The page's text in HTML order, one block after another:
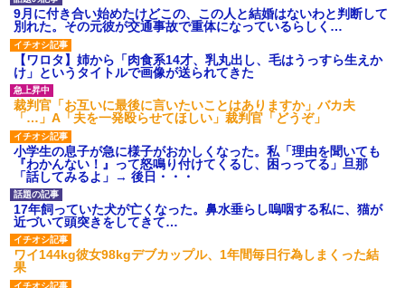
9月に付き合い始めたけどこの、この人と結婚はないわと判断して
別れた。その元彼が交通事故で重体になっているらしく…
【ワロタ】姉から「肉食系14才、乳丸出し、毛はうっすら生えか
け」というタイトルで画像が送られてきた
裁判官「お互いに最後に言いたいことはありますか」バカ夫
「…」A「夫を一発殴らせてほしい」裁判官「どうぞ」
小学生の息子が急に様子がおかしくなった。私「理由を聞いても
『わかんない！』って怒鳴り付けてくるし、困っってる」旦那
「話してみるよ」→ 後日・・・
17年飼っていた犬が亡くなった。鼻水垂らし嗚咽する私に、猫が
近づいて頭突きをしてきて…
ワイ144kg彼女98kgデブカップル、1年間毎日行為しまくった結
果